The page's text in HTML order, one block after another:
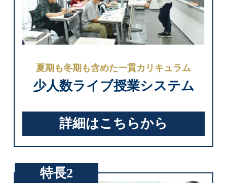
夏期も冬期も含めた一貫カリキュラム
少人数ライブ授業システム
詳細はこちらから
特長2